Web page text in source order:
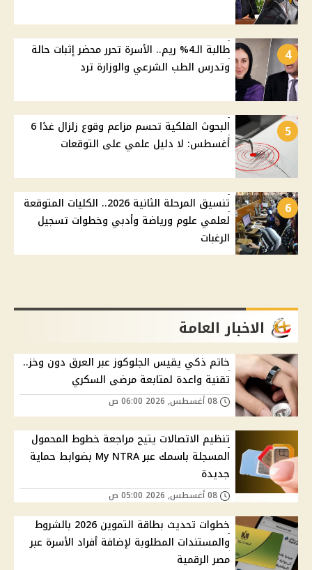
4
طالبة الـ4% ريم.. الأسرة تحرر محضر إثبات حالة
وتدرس الطب الشرعي والوزارة ترد
5
البحوث الفلكية تحسم مزاعم وقوع زلزال غدًا 6
أغسطس: لا دليل علمي على التوقعات
6
تنسيق المرحلة الثانية 2026.. الكليات المتوقعة
لعلمي علوم ورياضة وأدبي وخطوات تسجيل
الرغبات
الاخبار العامة
خاتم ذكي يقيس الجلوكوز عبر العرق دون وخز..
تقنية واعدة لمتابعة مرضى السكري
تنظيم الاتصالات يتيح مراجعة خطوط المحمول
المسجلة باسمك عبر My NTRA بضوابط حماية
جديدة
خطوات تحديث بطاقة التموين 2026 بالشروط
والمستندات المطلوبة لإضافة أفراد الأسرة عبر
مصر الرقمية